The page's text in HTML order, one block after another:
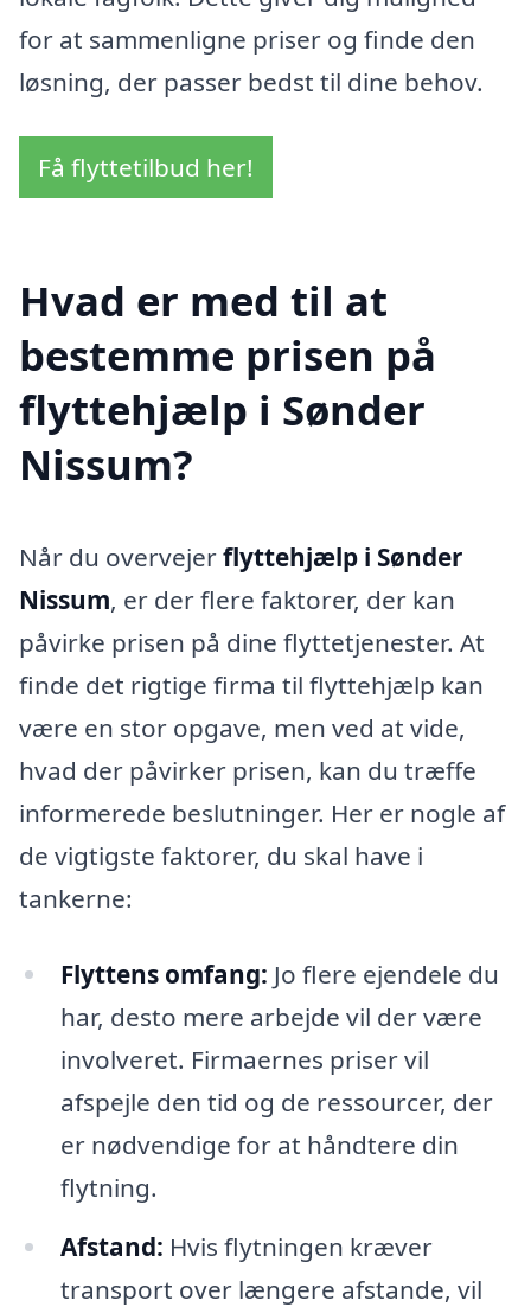
for at sammenligne priser og finde den
løsning, der passer bedst til dine behov.
Få flyttetilbud her!
Hvad er med til at
bestemme prisen på
flyttehjælp i Sønder
Nissum?
Når du overvejerflyttehjælp i Sønder
Nissum, er der flere faktorer, der kan
påvirke prisen på dine flyttetjenester. At
finde det rigtige firma til flyttehjælp kan
være en stor opgave, men ved at vide,
hvad der påvirker prisen, kan du træffe
informerede beslutninger. Her er nogle af
de vigtigste faktorer, du skal have i
tankerne:
Flyttens omfang: Jo flere ejendele du
har, desto mere arbejde vil der være
involveret. Firmaernes priser vil
afspejle den tid og de ressourcer, der
er nødvendige for at håndtere din
flytning.
Afstand: Hvis flytningen kræver
transport over længere afstande, vil